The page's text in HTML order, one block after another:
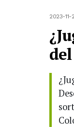
2023-11-